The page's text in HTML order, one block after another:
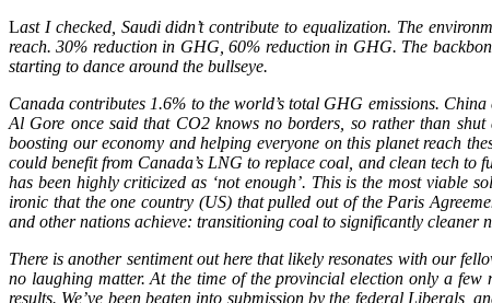
Last I checked, Saudi didn’t contribute to equalization. The
reach. 30% reduction in GHG, 60% reduction in GHG. The
starting to dance around the bullseye.
Canada contributes 1.6% to the world’s total GHG emissions.
Al Gore once said that CO2 knows no borders, so rather than
boosting our economy and helping everyone on this planet reach
could benefit from Canada’s LNG to replace coal, and clean tech
has been highly criticized as ‘not enough’. This is the most viable
ironic that the one country (US) that pulled out of the Paris
and other nations achieve: transitioning coal to significantly cleaner
There is another sentiment out here that likely resonates with our
no laughing matter. At the time of the provincial election only a
results. We’ve been beaten into submission by the federal Liberals,